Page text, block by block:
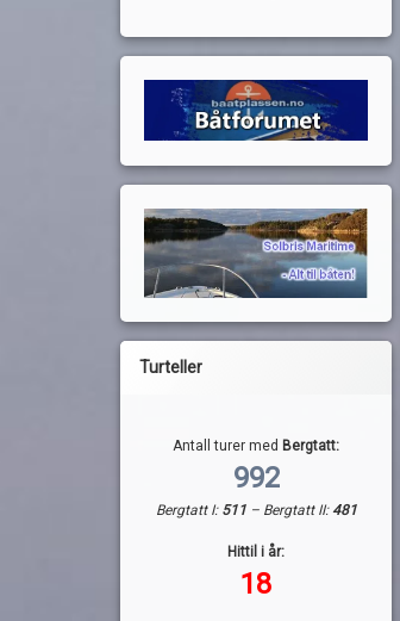
Turteller
Antall turer med Bergtatt:
992
Bergtatt I: 511 – Bergtatt II:481
Hittil i år:
18